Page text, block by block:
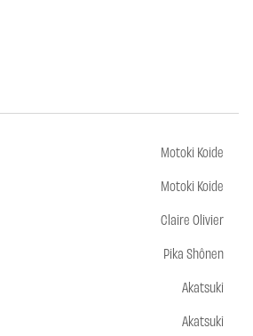
Motoki Koide
Motoki Koide
Claire Olivier
Pika Shônen
Akatsuki
Akatsuki